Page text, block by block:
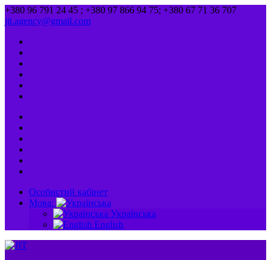
+380 96 791 24 45 ; +380 97 866 94 75; +380 67 71 36 707
jit.agency@gmail.com
Особистий кабінет
Мова:
Українська
English